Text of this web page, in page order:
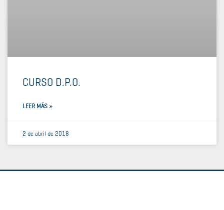
CURSO D.P.O.
LEER MÁS »
2 de abril de 2018